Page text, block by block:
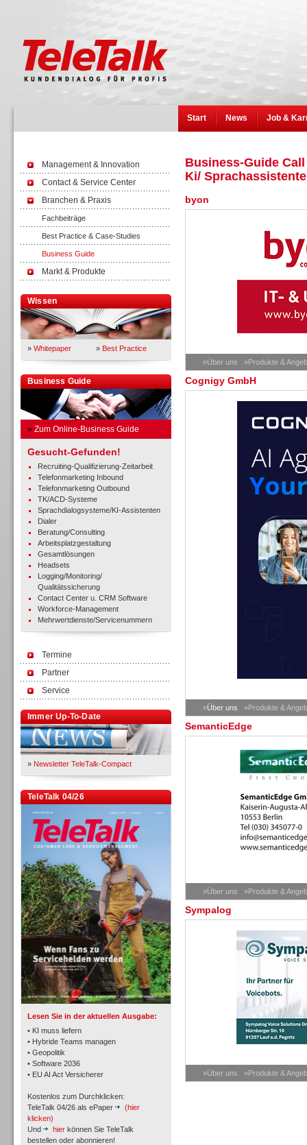
Start News Job &
Management & Innovation
Contact & Service Center
Branchen & Praxis
Fachbeiträge
Best Practice & Case-Studies
Business Guide
Markt & Produkte
Wissen
» Whitepaper » Best Practice
Business Guide
» Zum Online-Business Guide
Gesucht-Gefunden!
Recruiting-Qualifizierung-Zeitarbeit
Telefonmarketing Inbound
Telefonmarketing Outbound
TK/ACD-Systeme
Sprachdialogsysteme/KI-Assistenten
Dialer
Beratung/Consulting
Arbeitsplatzgestaltung
Gesamtlösungen
Headsets
Logging/Monitoring/
Qualitätssicherung
Contact Center u. CRM Software
Workforce-Management
Mehrwertdienste/Servicenummern
Termine
Partner
Service
Immer Up-To-Date
» Newsletter TeleTalk-Compact
TeleTalk 04/26
Lesen Sie in der aktuellen Ausgabe:
• KI muss liefern
• Hybride Teams managen
• Geopolitik
• Software 2036
• EU AI Act Versicherer
Kostenlos zum Durchklicken:
TeleTalk 04/26 als ePaper
(hier
klicken)
Und
hier können Sie TeleTalk
bestellen oder abonnieren!
TK- und ACD-Systeme
Workforce-Management
Business-Guide
Ki/
byon
»Über uns »Produkte &
Cognigy GmbH
»Über uns »Produkte &
SemanticEdge
»Über uns »Produkte &
Sympalog
»Über uns »Produkte &